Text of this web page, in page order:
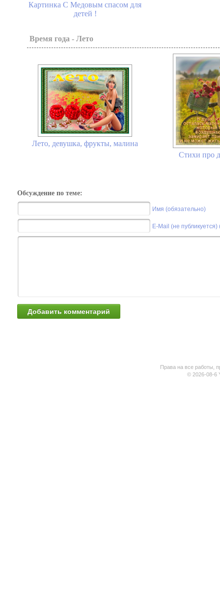
Картинка С Медовым спасом для
детей !
Время года - Лето
Лето, девушка, фрукты, малина
Стихи про
Обсуждение по теме:
Имя (обязательно)
E-Mail (не
Права на все работы,
© 2026-08-6